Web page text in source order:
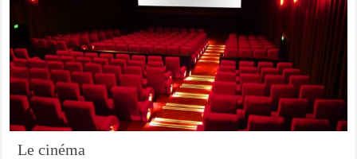
Le cinéma